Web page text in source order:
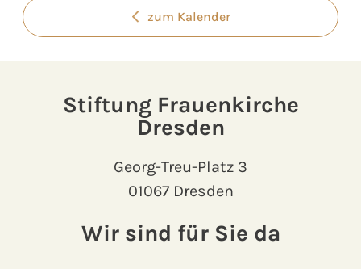
zum Kalender
Stiftung Frauenkirche
Dresden
Georg-Treu-Platz 3
01067 Dresden
Wir sind für Sie da